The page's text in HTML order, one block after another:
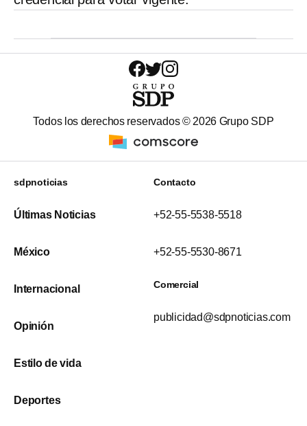
Todos los derechos reservados © 2026 Grupo SDP
sdpnoticias
Últimas Noticias
México
Internacional
Opinión
Estilo de vida
Deportes
Contacto
+52-55-5538-5518
+52-55-5530-8671
Comercial
publicidad@sdpnoticias.com